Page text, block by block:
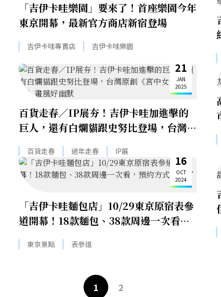
「吉伊卡哇樂園」要來了！首座樂園今年
東京開幕，最新官方商店新宿登場
吉伊卡哇專賣店 吉伊卡哇樂園
21
JAN
2025
百貨走春／IP展夯！吉伊卡哇加進擊的
巨人，還有白爛貓跟史努比登場，台灣原
創《宮中女子日記》畫風好幽默
百貨走春 過年走春 IP展
16
OCT
2024
「吉伊卡哇麵包店」10/29東京原宿表參
道開幕！18款麵包、38款周邊一次看，
預約方式提前了解
東京景點 表參道
1 2